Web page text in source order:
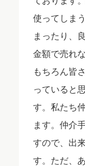
使ってしま
まったり、
金額で売れ
もちろん皆
っていると
す。私たち
ます。仲介
すので、出
す。ただ、